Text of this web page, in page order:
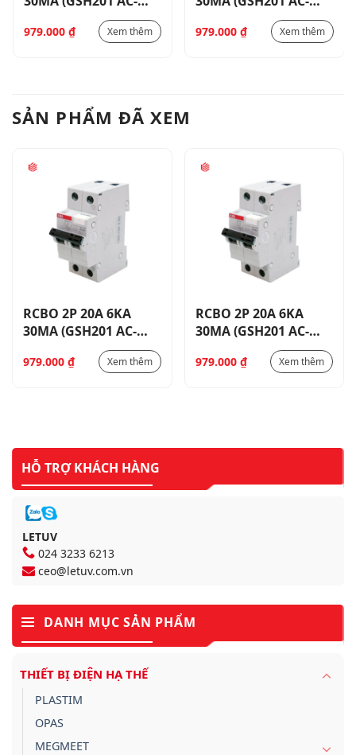
979.000 ₫ Xem thêm 979.000 ₫ Xem thêm
SẢN PHẨM ĐÃ XEM
RCBO 2P 20A 6KA
30MA (GSH201 AC-
979.000 ₫ Xem thêm
RCBO 2P 20A 6KA
30MA (GSH201 AC-
979.000 ₫ Xem thêm
HỖ TRỢ KHÁCH HÀNG
LETUV
024 3233 6213
ceo@letuv.com.vn
DANH MỤC SẢN PHẨM
THIẾT BỊ ĐIỆN HẠ THẾ
PLASTIM
OPAS
MEGMEET